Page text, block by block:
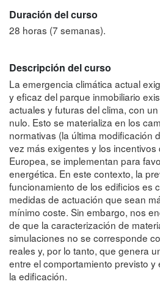
Duración del curso
28 horas (7 semanas).
Descripción del curso
La emergencia climática actual
y eficaz del parque inmobiliario
actuales y futuras del clima, con
nulo. Esto se materializa en los
normativas (la última modificación
vez más exigentes y los
Europea, se implementan para
energética. En este contexto, la
funcionamiento de los edificios es
medidas de actuación que sean
mínimo coste. Sin embargo, nos
de que la caracterización de
simulaciones no se corresponde
reales y, por lo tanto, que genera
entre el comportamiento previsto y
la edificación.